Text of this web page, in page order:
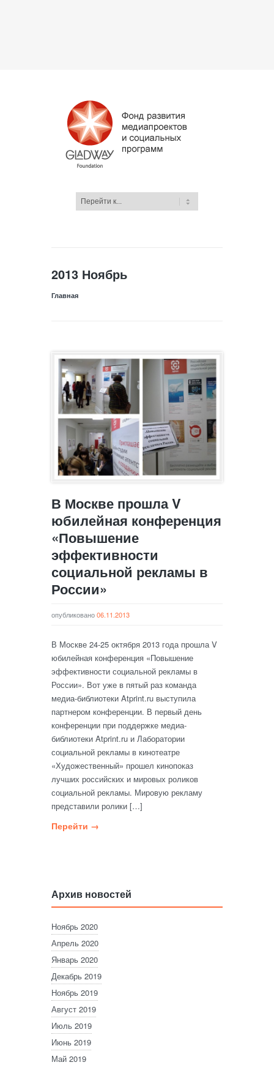
2013 Ноябрь
Главная
В Москве прошла V
юбилейная конференция
«Повышение
эффективности
социальной рекламы в
России»
опубликовано06.11.2013
В Москве 24-25 октября 2013 года прошла V
юбилейная конференция «Повышение
эффективности социальной рекламы в
России». Вот уже в пятый раз команда
медиа-библиотеки Atprint.ru выступила
партнером конференции. В первый день
конференции при поддержке медиа-
библиотеки Atprint.ru и Лаборатории
социальной рекламы в кинотеатре
«Художественный» прошел кинопоказ
лучших российских и мировых роликов
социальной рекламы. Мировую рекламу
представили ролики […]
Перейти →
Архив новостей
Ноябрь 2020
Апрель 2020
Январь 2020
Декабрь 2019
Ноябрь 2019
Август 2019
Июль 2019
Июнь 2019
Май 2019